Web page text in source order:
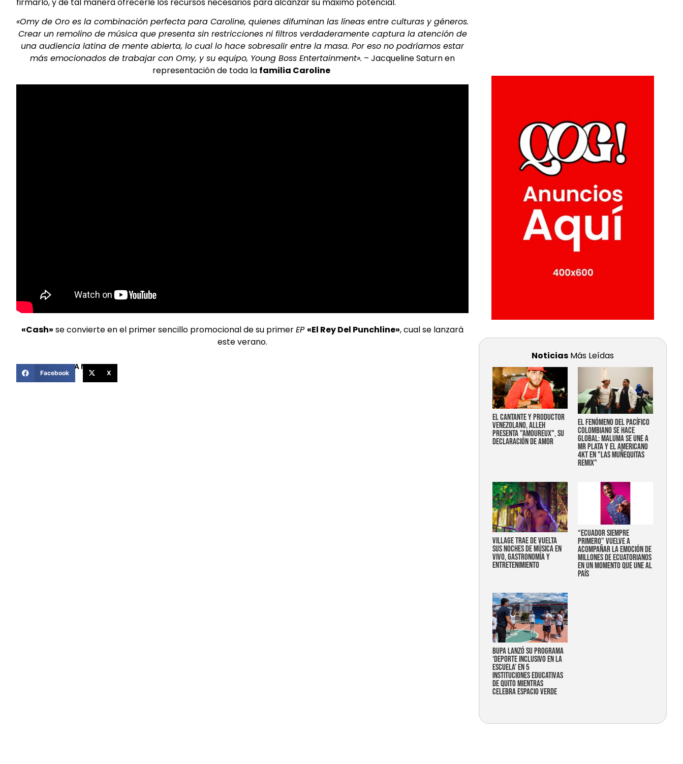
«Omy de Oro es la combinación perfecta para Caroline, quienes difuminan las líneas entre culturas y géneros.
Crear un remolino de música que presenta sin restricciones ni filtros verdaderamente captura la atención de
una audiencia latina de mente abierta, lo cual lo hace sobresalir entre la masa. Por eso no podríamos estar
más emocionados de trabajar con Omy, y su equipo, Young Boss Entertainment». – Jacqueline Saturn en
representación de toda la familia Caroline
«Cash» se convierte en el primer sencillo promocional de su primerEP «El Rey Del Punchline», cual se lanzará
este verano.
COMPARTIR ESTA NOTICIA
Facebook X
Noticias Más Leídas
EL CANTANTE Y PRODUCTOR
VENEZOLANO, ALLEH
PRESENTA "AMOUREUX", SU
DECLARACIÓN DE AMOR
EL FENÓMENO DEL PACÍFICO
COLOMBIANO SE HACE
GLOBAL: MALUMA SE UNE A
MR PLATA Y EL AMERICANO
4KT EN "LAS MUÑEQUITAS
REMIX"
Village trae de vuelta
sus noches de música en
vivo, gastronomía y
entretenimiento
“Ecuador siempre
primero” vuelve a
acompañar la emoción de
millones de ecuatorianos
en un momento que une al
país
Bupa lanzó su programa
‘Deporte Inclusivo en la
Escuela’ en 5
instituciones educativas
de Quito mientras
celebra espacio verde